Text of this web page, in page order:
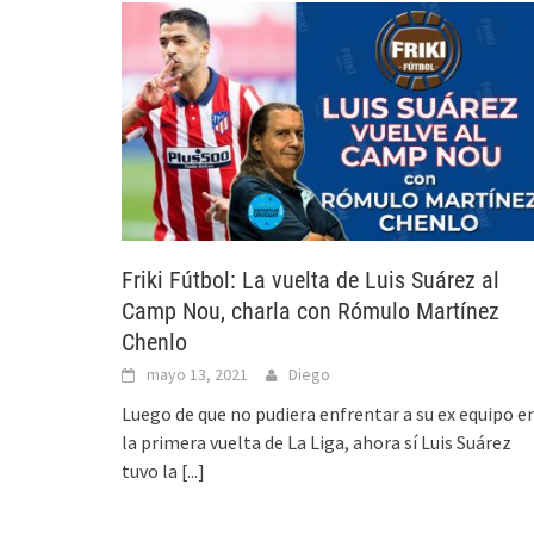
Friki Fútbol: La vuelta de Luis Suárez al
Camp Nou, charla con Rómulo Martínez
Chenlo
mayo 13, 2021 Diego
Luego de que no pudiera enfrentar a su ex equipo
la primera vuelta de La Liga, ahora sí Luis Suárez
tuvo la [...]